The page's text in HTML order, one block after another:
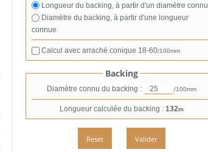
Longueur du backing, à partir d'un diamètre connu
Diamètre du backing, à partir d'une longueur
connue
Calcul avec arraché conique 18-60/100mm
Backing
Diamètre connu du backing : /100mm
Longueur calculée du backing : 132m